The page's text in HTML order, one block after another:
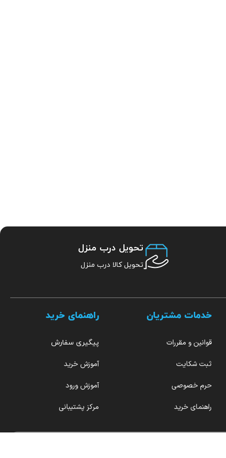
تحویل درب منزل
تحویل کالا درب منزل
خدمات مشتریان
قوانین و مقررات
ثبت شکایت
حرم خصوصی
راهنمای خرید
راهنمای خرید
پیگیری سفارش
آموزش خرید
آموزش ورود
مرکز پشتیبانی